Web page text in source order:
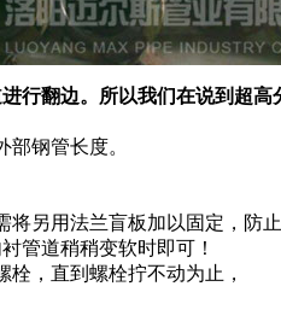
行翻边。所以我们在说到超
钢管长度。
用法兰盲板加以固定，防
管道稍稍变软时即可！
，直到螺栓拧不动为止，